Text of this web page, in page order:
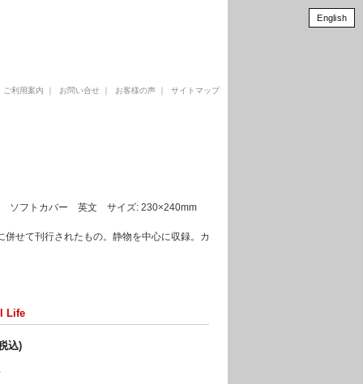
ご利用案内 お問い合せ お客様の声 サイトマップ
ソフトカバー 英文 サイズ: 230×240mm
せて刊行されたもの。静物を中心に収録。カ
Life
込)
English